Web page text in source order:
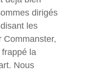
dirigés
les
Commanster,
la
Nous